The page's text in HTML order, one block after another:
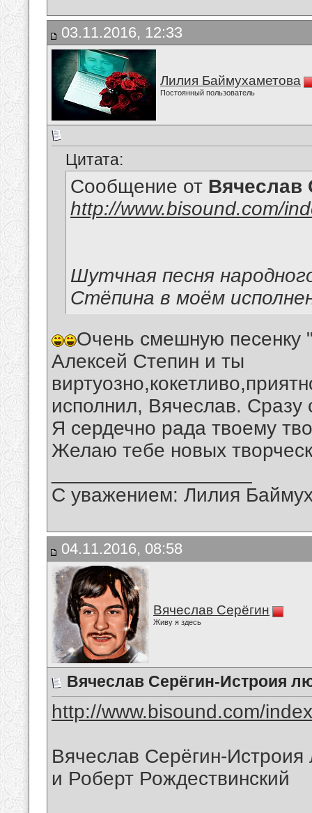
03.11.2016, 12:33
Лилия Баймухаметова
Постоянный пользователь
Цитата:
Сообщение от Вячеслав
http://www.bisound.com/
Шутчная песня
Стёпина в моём
Очень смешную песенку
Алексей Степин и ты
исполнил, Вячеслав. Сразу
Я сердечно рада твоему
Желаю тебе новых
С уважением: Лилия
04.11.2016, 08:58
Вячеслав Серёгин
Живу я здесь
Вячеслав Серёгин-Истроия
http://www.bisound.com/
Вячеслав Серёгин-
и Роберт Рождествинский